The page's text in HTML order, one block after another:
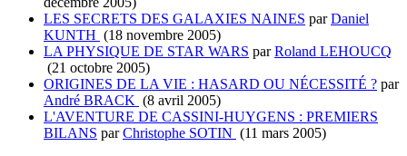
LES SECRETS DES GALAXIES NAINES parDaniel
KUNTH (18 novembre 2005)
LA PHYSIQUE DE STAR WARS parRoland LEHOUCQ
(21 octobre 2005)
ORIGINES DE LA VIE : HASARD OU NÉCESSITÉ ? par
André BRACK (8 avril 2005)
L'AVENTURE DE CASSINI-HUYGENS : PREMIERS
BILANS parChristophe SOTIN (11 mars 2005)